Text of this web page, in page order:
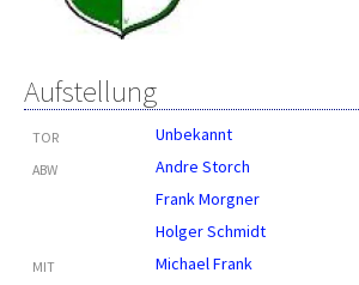
Aufstellung
TOR Unbekannt
ABW
Andre Storch
Frank Morgner
Holger Schmidt
MIT
Michael Frank